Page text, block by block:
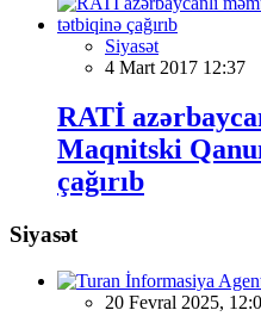
Siyasət
4 Mart 2017 12:37
RATİ
Maqnitski
çağırıb
Siyasət
20 Fevral 2025,